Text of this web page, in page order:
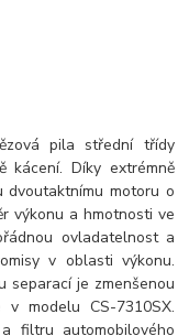
pila střední třídy
kácení. Díky extrémně
dvoutaktnímu motoru o
výkonu a hmotnosti ve
ovladatelnost a
v oblasti výkonu.
separací je zmenšenou
modelu CS-7310SX.
filtru automobilového